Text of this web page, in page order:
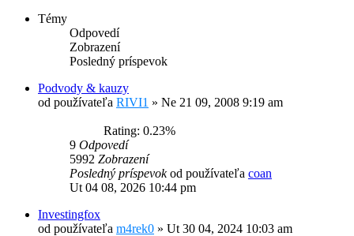
Témy
Odpovedí
Zobrazení
Posledný príspevok
Podvody & kauzy
od používateľa RIVI1 » Ne 21 09, 2008 9:19 am
Rating: 0.23%
9 Odpovedí
5992 Zobrazení
Posledný príspevokod používateľa coan
Ut 04 08, 2026 10:44 pm
Investingfox
od používateľa m4rek0 » Ut 30 04, 2024 10:03 am